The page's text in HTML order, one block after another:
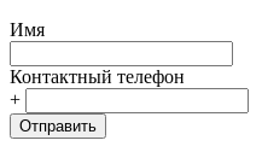
Имя
Контактный телефон
+
Отправить